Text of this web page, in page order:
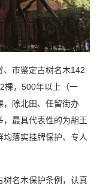
市鉴定古树名木142
棵，500年以上（一
，除北田、任留街办
最具代表性的为胡王
落实挂牌保护、专人
名木保护条例，认真